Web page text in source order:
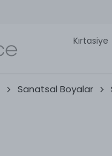
Kırtasiye
Sanatsal Boyalar